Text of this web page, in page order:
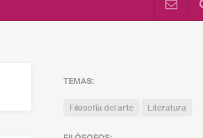
TEMAS:
Filosofía del arte Literatura